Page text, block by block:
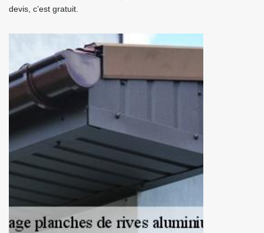
devis, c’est gratuit.